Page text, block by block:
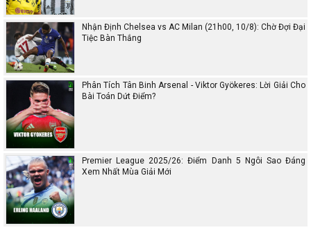
Nhận Định Chelsea vs AC Milan (21h00, 10/8): Chờ Đợi Đại
Tiệc Bàn Thắng
Phân Tích Tân Binh Arsenal - Viktor Gyökeres: Lời Giải Cho
Bài Toán Dứt Điểm?
Premier League 2025/26: Điểm Danh 5 Ngôi Sao Đáng
Xem Nhất Mùa Giải Mới